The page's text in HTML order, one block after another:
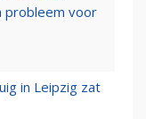
probleem voor
in Leipzig zat